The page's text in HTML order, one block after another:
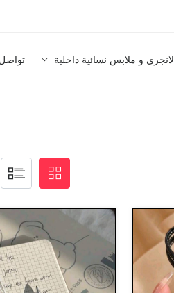
لانجري و ملابس نسائية داخلية